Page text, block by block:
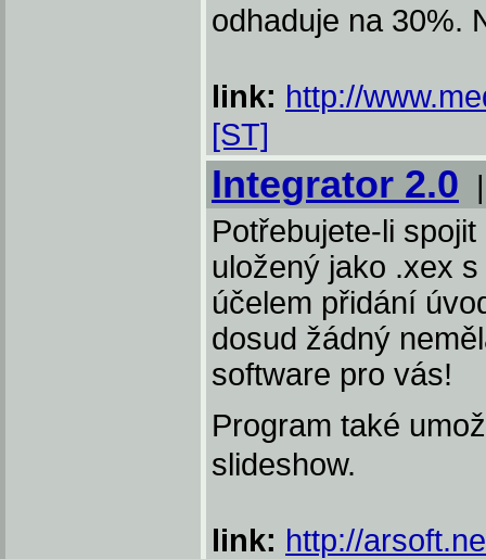
odhaduje na 30%.
link: http://
[ST]
Integrator 2.0
Potřebujete-li
uložený jako .xex
účelem přidání
dosud žádný
software pro vás!
Program také
slideshow.
link: http://